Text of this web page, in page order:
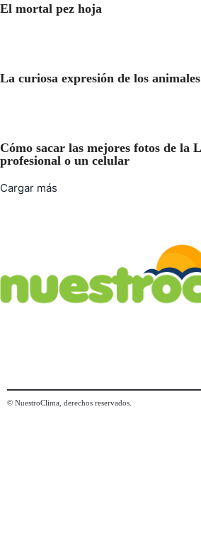
El mortal pez hoja
La curiosa expresión de los animales
Cómo sacar las mejores fotos de la
profesional o un celular
Cargar más
© NuestroClima, derechos reservados.